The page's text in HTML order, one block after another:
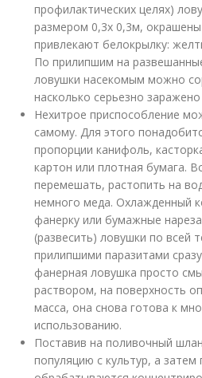
профилактических целях)
размером 0,3х 0,3м,
привлекают белокрылку:
По прилипшим на
ловушки насекомым можно
насколько серьезно
Нехитрое приспособление
самому. Для этого
пропорции канифоль,
картон или плотная бумага.
перемешать, растопить на
немного меда. Охлажденный
фанерку или бумажные
(развесить) ловушки по всей
прилипшими паразитами
фанерная ловушка просто
раствором, на поверхность
масса, она снова готова к
использованию.
Поставив на поливочный
популяцию с культур, а